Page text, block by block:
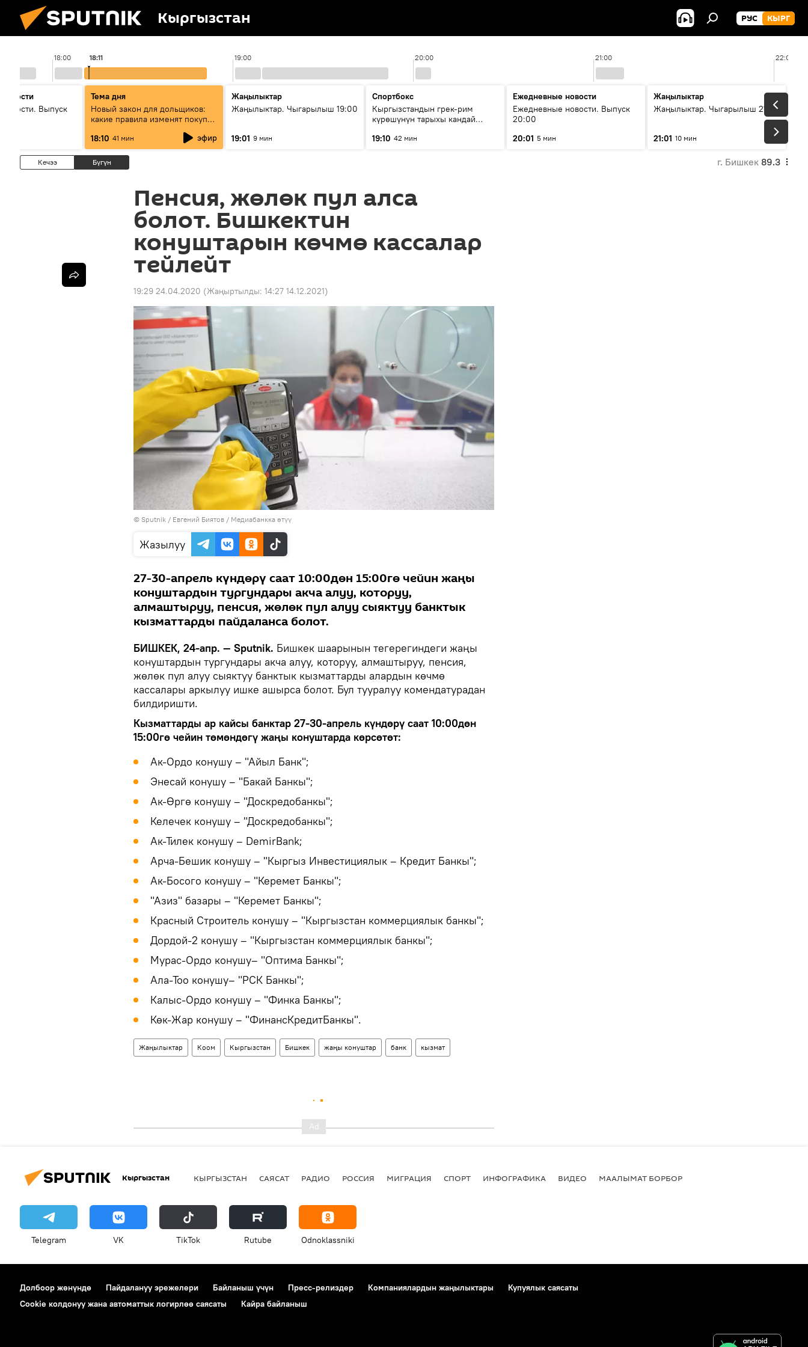
Кыргызстан РУС КЫРГ
18:00 19:00 20:00 21:00 22:00
18:11
Выпуск
Тема дня
Новый закон для дольщиков:
какие правила изменят покупку
18:10 41 мин эфир
Жаңылыктар
Жаңылыктар. Чыгарылыш 19:00
19:01 9 мин
Спортбокс
Кыргызстандын грек-рим
күрөшүнүн тарыхы кандай
19:10 42 мин
Ежедневные новости
Ежедневные новости. Выпуск
20:00
20:01 5 мин
Жаңылыктар
Жаңылыктар. Чыгарылыш 21:00
21:01 10 мин
Кечээ Бүгүн г. Бишкек 89.3
Пенсия, жөлөк пул алса
болот. Бишкектин
конуштарын көчмө кассалар
тейлейт
19:29 24.04.2020 (Жаңыртылды: 14:27 14.12.2021)
© Sputnik / Евгений Биятов / Медиабанкка өтүү
Жазылуу
27-30-апрель күндөрү саат 10:00дөн 15:00гө чейин жаңы
конуштардын тургундары акча алуу, которуу,
алмаштыруу, пенсия, жөлөк пул алуу сыяктуу банктык
кызматтарды пайдаланса болот.
БИШКЕК, 24-апр. — Sputnik. Бишкек шаарынын тегерегиндеги жаңы
конуштардын тургундары акча алуу, которуу, алмаштыруу, пенсия,
жөлөк пул алуу сыяктуу банктык кызматтарды алардын көчмө
кассалары аркылуу ишке ашырса болот. Бул тууралуу комендатурадан
билдиришти.
Кызматтарды ар кайсы банктар 27-30-апрель күндөрү саат 10:00дөн
15:00гө чейин төмөндөгү жаңы конуштарда көрсөтөт:
Ак-Ордо конушу – "Айыл Банк";
Энесай конушу – "Бакай Банкы";
Ак-Өргө конушу – "Доскредобанкы";
Келечек конушу – "Доскредобанкы";
Ак-Тилек конушу – DemirBank;
Арча-Бешик конушу – "Кыргыз Инвестициялык – Кредит Банкы";
Ак-Босого конушу – "Керемет Банкы";
"Азиз" базары – "Керемет Банкы";
Красный Строитель конушу – "Кыргызстан коммерциялык банкы";
Дордой-2 конушу – "Кыргызстан коммерциялык банкы";
Мурас-Ордо конушу– "Оптима Банкы";
Ала-Тоо конушу– "РСК Банкы";
Калыс-Ордо конушу – "Финка Банкы";
Көк-Жар конушу – "ФинансКредитБанкы".
Жаңылыктар Коом Кыргызстан Бишкек жаңы конуштар банк кызмат
Кыргызстан КЫРГЫЗСТАН САЯСАТ РАДИО РОССИЯ МИГРАЦИЯ СПОРТ ИНФОГРАФИКА ВИДЕО МААЛЫМАТ БОРБОР
Telegram VK ТikТоk Rutube Odnoklassniki
Долбоор жөнүндө Пайдалануу эрежелери Байланыш үчүн Пресс-релиздер Компаниялардын жаңылыктары
Купуялык саясаты
Cookie колдонуу жана автоматтык логирлөө саясаты
Кайра байланыш